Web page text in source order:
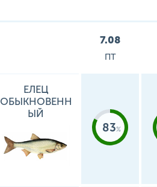
7.08
ПТ
ЕЛЕЦ
ОБЫКНОВЕНН
ЫЙ
83